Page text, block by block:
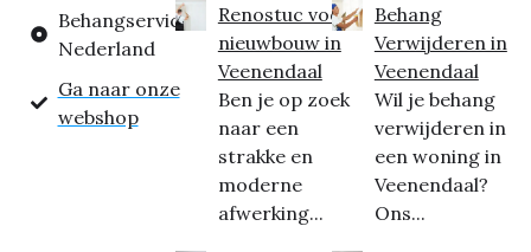
Behangservice
Nederland
Ga naar onze
webshop
Renostuc voor
nieuwbouw in
Veenendaal
Ben je op zoek
naar een
strakke en
moderne
afwerking...
Behang
Verwijderen in
Veenendaal
Wil je behang
verwijderen in
een woning in
Veenendaal?
Ons...